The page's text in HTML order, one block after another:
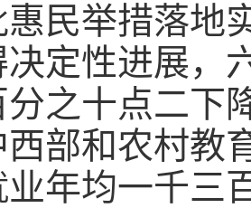
惠民举措落地
决定性进展，
分之十点二下
西部和农村教
业年均一千三